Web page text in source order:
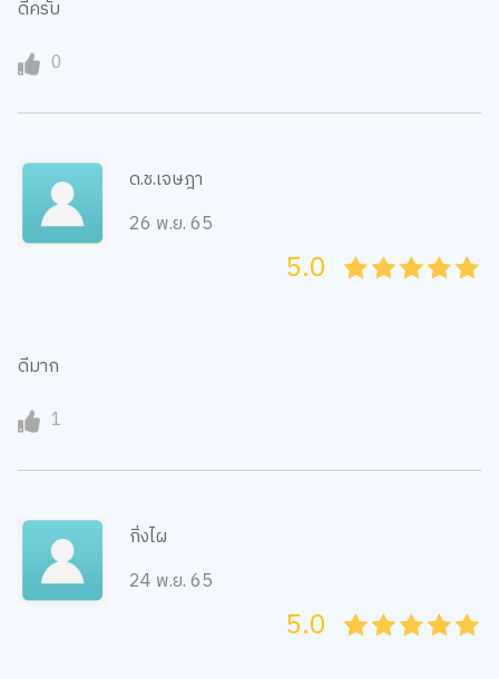
ดีครับ
0
ด.ช.เจษฎา
26 พ.ย. 65
45
4
35
3
25
2
15
1
05
5.0
ดีมาก
1
กิ่งไผ
24 พ.ย. 65
45
4
35
3
25
2
15
1
05
5.0